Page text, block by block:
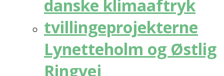
danske klimaaftryk
tvillingeprojekterne
Lynetteholm og Østlig
Ringvej